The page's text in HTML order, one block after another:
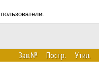
Зав.№ Постр. Утил.